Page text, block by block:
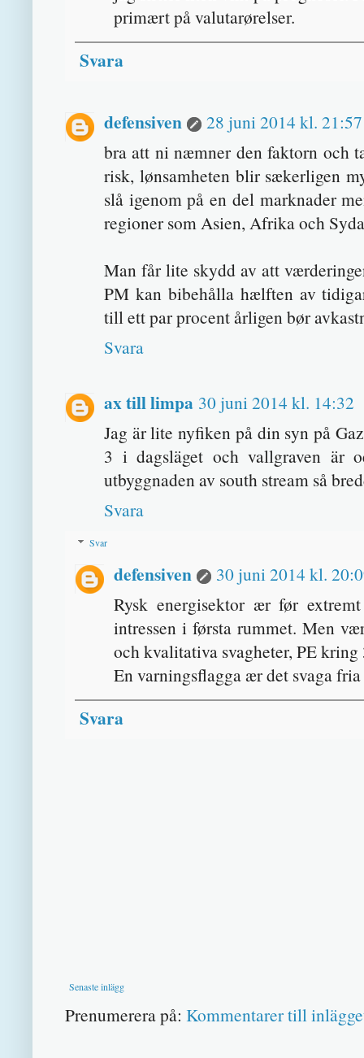
primært på valutarørelser.
Svara
defensiven
28 juni 2014 kl. 21:57
bra att ni næmner den faktorn och
risk, lønsamheten blir sækerligen
slå igenom på en del marknader
regioner som Asien, Afrika och
Man får lite skydd av att
PM kan bibehålla hælften av
till ett par procent årligen bør
Svara
ax till limpa 30 juni 2014 kl. 14:32
Jag är lite nyfiken på din syn på
3 i dagsläget och vallgraven är
utbyggnaden av south stream så
Svara
Svar
defensiven
30 juni 2014 kl.
Rysk energisektor ær før
intressen i førsta rummet. Men
och kvalitativa svagheter, PE
En varningsflagga ær det svaga
Svara
Senaste inlägg
Prenumerera på: Kommentarer till